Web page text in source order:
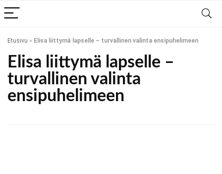
Etusivu » Elisa liittymä lapselle – turvallinen valinta ensipuhelimeen
Elisa liittymä lapselle –
turvallinen valinta
ensipuhelimeen